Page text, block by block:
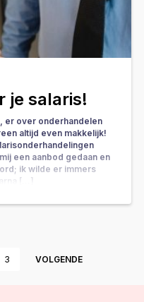
je salaris!
er over onderhandelen
altijd even makkelijk!
een aanbod gedaan en
ik wilde er immers
[…]
3 VOLGENDE